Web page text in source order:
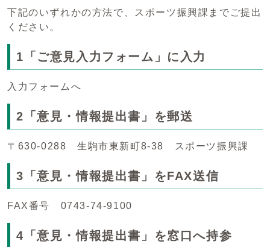
下記のいずれかの方法で、スポーツ振興課までご提出
ください。
1「ご意見入力フォーム」に入力
入力フォームへ
2「意見・情報提出書」を郵送
〒630-0288 生駒市東新町8-38 スポーツ振興課
3「意見・情報提出書」をFAX送信
FAX番号 0743-74-9100
4「意見・情報提出書」を窓口へ持参